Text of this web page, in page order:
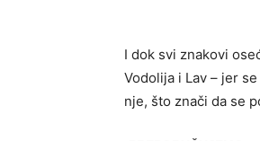
I dok svi znakovi
Vodolija i Lav – jer
nje, što znači da se